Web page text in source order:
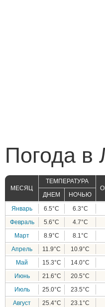
Погода в
МЕСЯЦ
ТЕМПЕРАТУРА
ДНЕМ
НОЧЬЮ
Январь
6.5°C 6.3°C
Февраль
5.6°C 4.7°C
Март
8.9°C 8.1°C
Апрель
11.9°C 10.9°C
Май
15.3°C 14.0°C
Июнь
21.6°C 20.5°C
Июль
25.0°C 23.5°C
Август
25.4°C 23.1°C